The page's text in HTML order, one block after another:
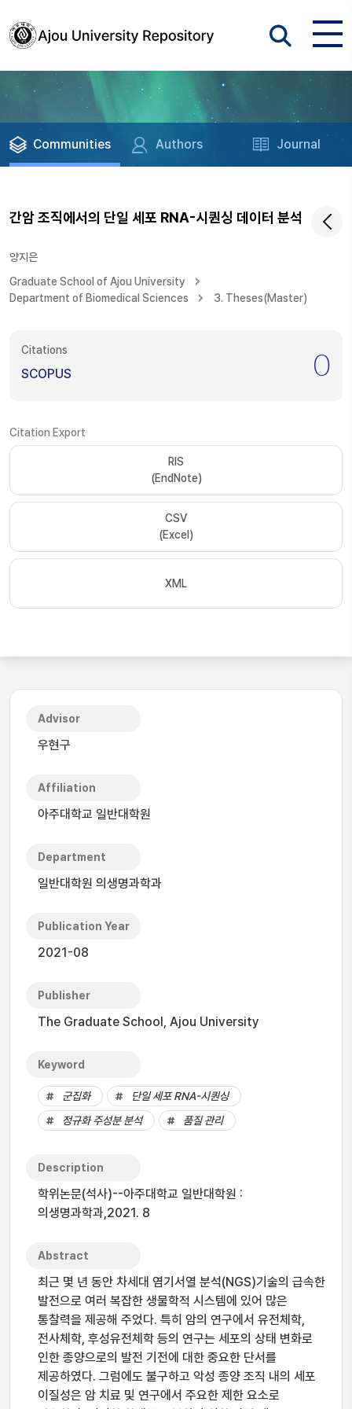
Communities Authors Journal
간암 조직에서의 단일 세포 RNA-시퀀싱 데이터 분석
양지은
Graduate School of Ajou University
Department of Biomedical Sciences
3. Theses(Master)
Citations
SCOPUS 0
Citation Export
RIS
(EndNote)
CSV
(Excel)
XML
Advisor
우현구
Affiliation
아주대학교 일반대학원
Department
일반대학원 의생명과학과
Publication Year
2021-08
Publisher
The Graduate School, Ajou University
Keyword
군집화
단일 세포 RNA-시퀀싱
정규화 주성분 분석
품질 관리
Description
학위논문(석사)--아주대학교 일반대학원 :
의생명과학과,2021. 8
Abstract
최근 몇 년 동안 차세대 염기서열 분석(NGS)기술의 급속한
발전으로 여러 복잡한 생물학적 시스템에 있어 많은
통찰력을 제공해 주었다. 특히 암의 연구에서 유전체학,
전사체학, 후성유전체학 등의 연구는 세포의 상태 변화로
인한 종양으로의 발전 기전에 대한 중요한 단서를
제공하였다. 그럼에도 불구하고 악성 종양 조직 내의 세포
이질성은 암 치료 및 연구에서 주요한 제한 요소로